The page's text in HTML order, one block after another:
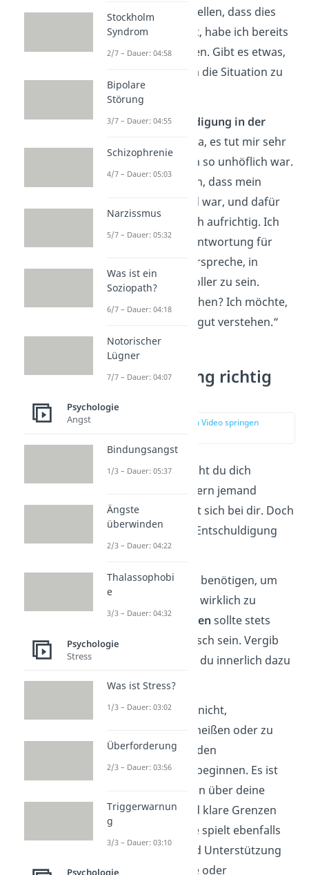
habe. Um sicherzustellen, dass dies
nicht erneut passiert, habe ich bereits
Maßnahmen ergriffen. Gibt es etwas,
das ich tun kann, um die Situation zu
verbessern?“
Beispiel 3: Entschuldigung in der
: „Liebe Mama, es tut mir sehr
leid, dass ich gestern so unhöflich war.
Mir ist klar geworden, dass mein
Verhalten verletzend war, und dafür
entschuldige ich mich aufrichtig. Ich
übernehme die Verantwortung für
meine Worte und verspreche, in
Zukunft rücksichtsvoller zu sein.
Kannst du mir verzeihen? Ich möchte,
dass wir uns wieder gut verstehen.“
Entschuldigung richtig
zur Stelle im Video springen
Manchmal musst nicht du dich
entschuldigen, sondern jemand
anderes entschuldigt sich bei dir. Doch
wie nimmst du eine Entschuldigung
richtig an?
Es ist normal, Zeit zu benötigen, um
eine Entschuldigung wirklich zu
akzeptieren.Verzeihen sollte stets
ehrlich und authentisch sein. Vergib
also nur dann, wenn du innerlich dazu
bereit bist.
Verzeihen bedeutet
nicht,
Fehlverhalten gutzuheißen oder zu
vergessen, sondern den
Heilungsprozess zu beginnen. Es ist
wichtig, dass du offen über deine
Gefühle sprichst und klare Grenzen
setzt. Selbstfürsorge spielt ebenfalls
eine große Rolle, und Unterstützung
durch deine Freunde oder
Stockholm
Syndrom
2/7 – Dauer: 04:58
Bipolare
Störung
3/7 – Dauer: 04:55
Schizophrenie
4/7 – Dauer: 05:03
Narzissmus
5/7 – Dauer: 05:32
Was ist ein
Soziopath?
6/7 – Dauer: 04:18
Notorischer
Lügner
7/7 – Dauer: 04:07
Psychologie
Angst
Bindungsangst
1/3 – Dauer: 05:37
Ängste
überwinden
2/3 – Dauer: 04:22
Thalassophobi
e
3/3 – Dauer: 04:32
Psychologie
Stress
Was ist Stress?
1/3 – Dauer: 03:02
Überforderung
2/3 – Dauer: 03:56
Triggerwarnun
g
3/3 – Dauer: 03:10
Psychologie